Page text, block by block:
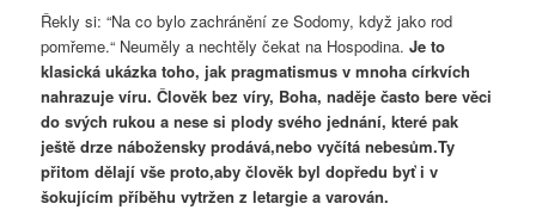
Řekly si: “Na co bylo zachránění ze Sodomy, když jako rod
pomřeme.“ Neuměly a nechtěly čekat na Hospodina.Je to
klasická ukázka toho, jak pragmatismus v mnoha církvích
nahrazuje víru. Člověk bez víry, Boha, naděje často bere věci
do svých rukou a nese si plody svého jednání, které pak
ještě drze nábožensky prodává,nebo vyčítá nebesům.Ty
přitom dělají vše proto,aby člověk byl dopředu byť i v
šokujícím příběhu vytržen z letargie a varován.